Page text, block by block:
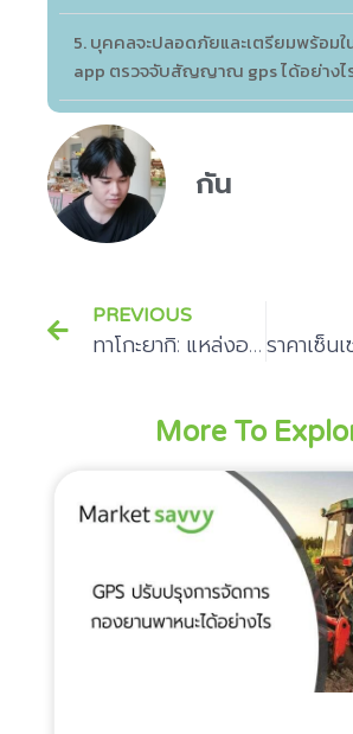
5. บุคคลจะปลอดภัยและเตรียมพร้อม
app ตรวจจับสัญญาณ gps ได้อย่างไ
กัน
PREVIOUS
ทาโกะยากิ: แหล่งอาหารยอดนิยมที่ต้องไปในญี่ปุ่น
More To